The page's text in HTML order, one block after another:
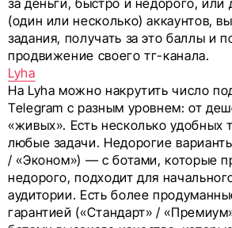
за деньги, быстро и недорого, или
(один или несколько) аккаунтов,
задания, получать за это баллы и
продвижение своего тг-канала.
Lyha
На Lyha можно накрутить число
Telegram с разным уровнем: от
«живых». Есть несколько удобных
любые задачи. Недорогие
/ «Эконом») — с ботами, которые
недорого, подходит для
аудитории. Есть более
гарантией («Стандарт» /